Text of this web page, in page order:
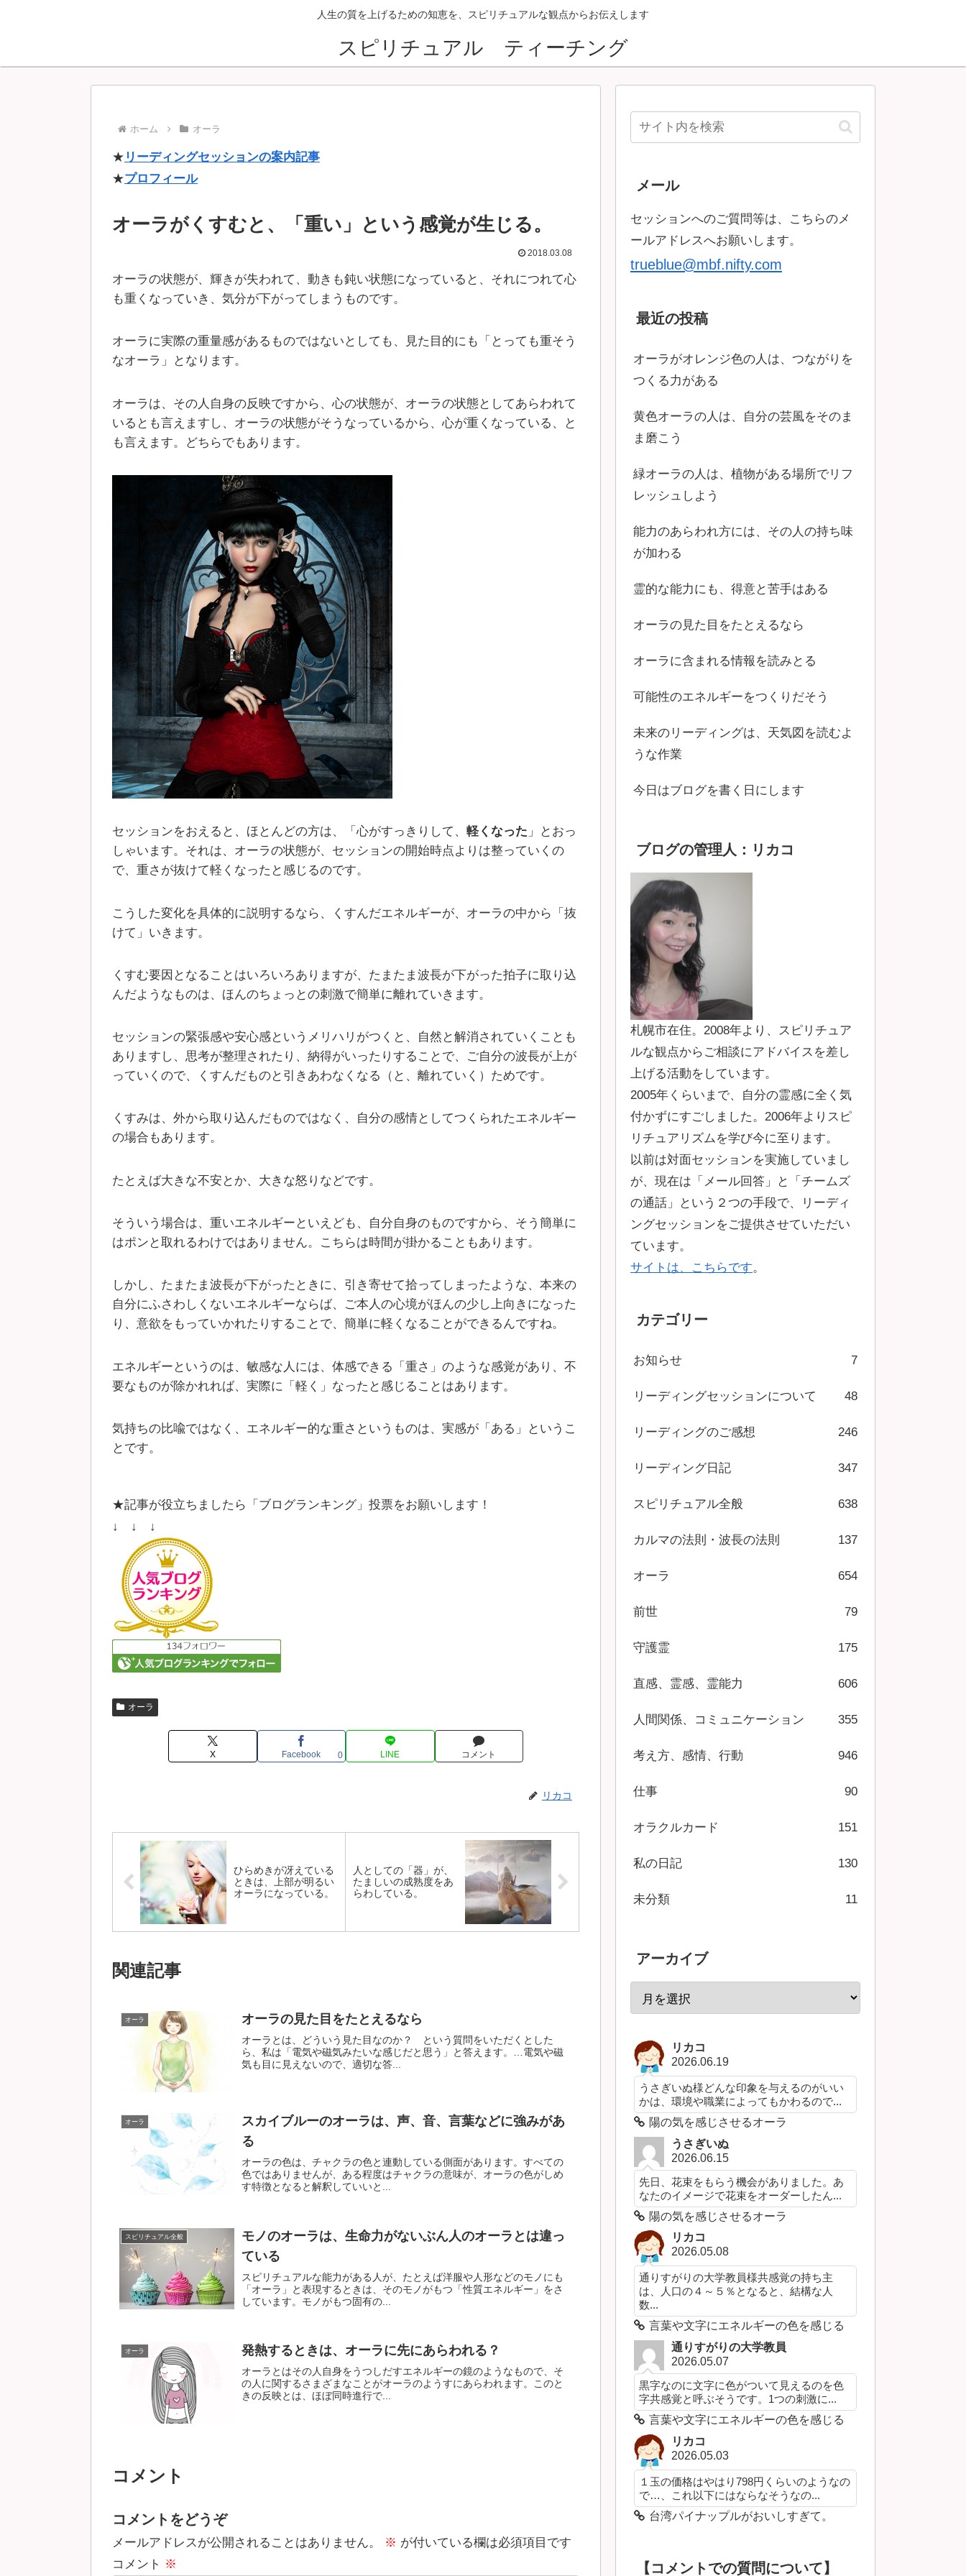
人生の質を上げるための知恵を、スピリチュアルな観点からお伝えします
スピリチュアル ティーチング
ホーム オーラ
★ リーディングセッションの案内記事
★プロフィール
オーラがくすむと、「重い」という感覚が生じる。
2018.03.08
オーラの状態が、輝きが失われて、動きも鈍い状態になっていると、それにつれて心
も重くなっていき、気分が下がってしまうものです。
オーラに実際の重量感があるものではないとしても、見た目的にも「とっても重そう
なオーラ」となります。
オーラは、その人自身の反映ですから、心の状態が、オーラの状態としてあらわれて
いるとも言えますし、オーラの状態がそうなっているから、心が重くなっている、と
も言えます。どちらでもあります。
セッションをおえると、ほとんどの方は、「心がすっきりして、 軽くなった 」とおっ
しゃいます。それは、オーラの状態が、セッションの開始時点よりは整っていくの
で、重さが抜けて軽くなったと感じるのです。
こうした変化を具体的に説明するなら、くすんだエネルギーが、オーラの中から「抜
けて」いきます。
くすむ要因となることはいろいろありますが、たまたま波長が下がった拍子に取り込
んだようなものは、ほんのちょっとの刺激で簡単に離れていきます。
セッションの緊張感や安心感というメリハリがつくと、自然と解消されていくことも
ありますし、思考が整理されたり、納得がいったりすることで、ご自分の波長が上が
っていくので、くすんだものと引きあわなくなる（と、離れていく）ためです。
くすみは、外から取り込んだものではなく、自分の感情としてつくられたエネルギー
の場合もあります。
たとえば大きな不安とか、大きな怒りなどです。
そういう場合は、重いエネルギーといえども、自分自身のものですから、そう簡単に
はポンと取れるわけではありません。こちらは時間が掛かることもあります。
しかし、たまたま波長が下がったときに、引き寄せて拾ってしまったような、本来の
自分にふさわしくないエネルギーならば、ご本人の心境がほんの少し上向きになった
り、意欲をもっていかれたりすることで、簡単に軽くなることができるんですね。
エネルギーというのは、敏感な人には、体感できる「重さ」のような感覚があり、不
要なものが除かれれば、実際に「軽く」なったと感じることはあります。
気持ちの比喩ではなく、エネルギー的な重さというものは、実感が「ある」というこ
とです。
★記事が役立ちましたら「ブログランキング」投票をお願いします！
↓ ↓ ↓
オーラ
X Facebook 0 LINE コメント
リカコ
ひらめきが冴えている
ときは、上部が明るい
オーラになっている。
人としての「器」が、
たましいの成熟度をあ
らわしている。
関連記事
オーラ オーラの見た目をたとえるなら
オーラとは、どういう見た目なのか？ という質問をいただくとした
ら、私は「電気や磁気みたいな感じだと思う」と答えます。…電気や磁
気も目に見えないので、適切な答...
オーラ
スカイブルーのオーラは、声、音、言葉などに強みがあ
る
オーラの色は、チャクラの色と連動している側面があります。すべての
色ではありませんが、ある程度はチャクラの意味が、オーラの色がしめ
す特徴となると解釈していいと...
スピリチュアル全般
モノのオーラは、生命力がないぶん人のオーラとは違っ
ている
スピリチュアルな能力がある人が、たとえば洋服や人形などのモノにも
「オーラ」と表現するときは、そのモノがもつ「性質エネルギー」をさ
しています。モノがもつ固有の...
オーラ 発熱するときは、オーラに先にあらわれる？
オーラとはその人自身をうつしだすエネルギーの鏡のようなもので、そ
の人に関するさまざまなことがオーラのようすにあらわれます。このと
きの反映とは、ほぼ同時進行で...
コメント
コメントをどうぞ
メールアドレスが公開されることはありません。 ※ が付いている欄は必須項目です
コメント ※
メール
セッションへのご質問等は、こちらのメ
ールアドレスへお願いします。
trueblue@mbf.nifty.com
最近の投稿
オーラがオレンジ色の人は、つながりを
つくる力がある
黄色オーラの人は、自分の芸風をそのま
ま磨こう
緑オーラの人は、植物がある場所でリフ
レッシュしよう
能力のあらわれ方には、その人の持ち味
が加わる
霊的な能力にも、得意と苦手はある
オーラの見た目をたとえるなら
オーラに含まれる情報を読みとる
可能性のエネルギーをつくりだそう
未来のリーディングは、天気図を読むよ
うな作業
今日はブログを書く日にします
ブログの管理人：リカコ
札幌市在住。2008年より、スピリチュア
ルな観点からご相談にアドバイスを差し
上げる活動をしています。
2005年くらいまで、自分の霊感に全く気
付かずにすごしました。2006年よりスピ
リチュアリズムを学び今に至ります。
以前は対面セッションを実施していまし
が、現在は「メール回答」と「チームズ
の通話」という２つの手段で、リーディ
ングセッションをご提供させていただい
ています。
サイトは、こちらです。
カテゴリー
お知らせ 7
リーディングセッションについて 48
リーディングのご感想 246
リーディング日記 347
スピリチュアル全般 638
カルマの法則・波長の法則 137
オーラ 654
前世 79
守護霊 175
直感、霊感、霊能力 606
人間関係、コミュニケーション 355
考え方、感情、行動 946
仕事 90
オラクルカード 151
私の日記 130
未分類 11
アーカイブ
リカコ
2026.06.19
うさぎいぬ様どんな印象を与えるのがいい
かは、環境や職業によってもかわるので...
陽の気を感じさせるオーラ
うさぎいぬ
2026.06.15
先日、花束をもらう機会がありました。あ
なたのイメージで花束をオーダーしたん...
陽の気を感じさせるオーラ
リカコ
2026.05.08
通りすがりの大学教員様共感覚の持ち主
は、人口の４～５％となると、結構な人
数...
言葉や文字にエネルギーの色を感じる
通りすがりの大学教員
2026.05.07
黒字なのに文字に色がついて見えるのを色
字共感覚と呼ぶそうです。1つの刺激に...
言葉や文字にエネルギーの色を感じる
リカコ
2026.05.03
１玉の価格はやはり798円くらいのようなの
で…、これ以下にはならなそうなの...
台湾パイナップルがおいしすぎて。
【コメントでの質問について】